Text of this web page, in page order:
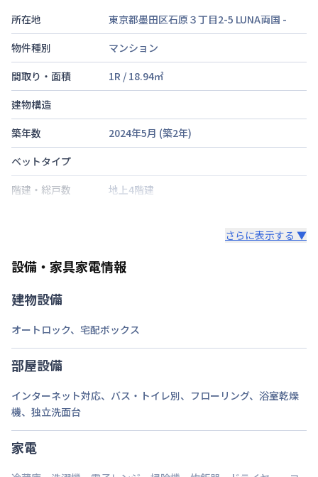
所在地 東京都墨田区石原３丁目2-5 LUNA両国 -
物件種別
マンション
間取り・面積
1R / 18.94㎡
建物構造
築年数
2024年5月 (築2年)
ベットタイプ
階建・総戸数
地上4階建
禁煙・喫煙
禁煙
東京都浅草線
定員
次回更新日
情報更新日
さらに表示する ▼
設備・家具家電情報
建物設備
オートロック、 宅配ボックス
部屋設備
インターネット対応、 バス・トイレ別、 フローリング、 浴室乾燥
機、 独立洗面台
家電